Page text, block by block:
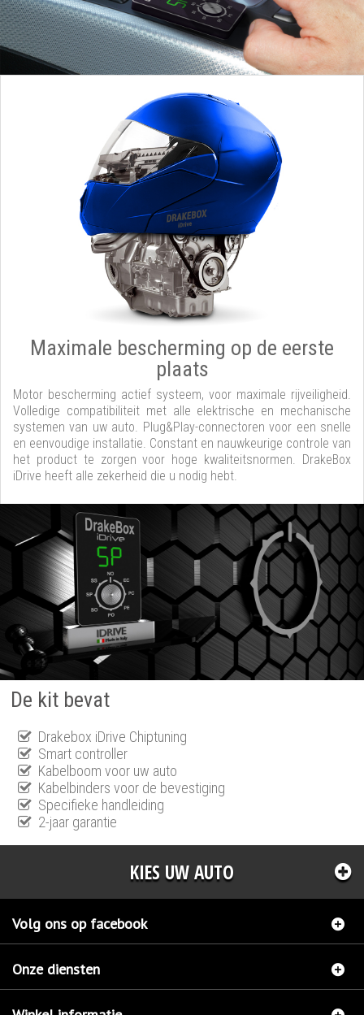
Maximale bescherming op de eerste
plaats
Motor bescherming actief systeem, voor maximale rijveiligheid.
Volledige compatibiliteit met alle elektrische en mechanische
systemen van uw auto. Plug&Play-connectoren voor een snelle
en eenvoudige installatie. Constant en nauwkeurige controle van
het product te zorgen voor hoge kwaliteitsnormen. DrakeBox
iDrive heeft alle zekerheid die u nodig hebt.
De kit bevat
Drakebox iDrive Chiptuning
Smart controller
Kabelboom voor uw auto
Kabelbinders voor de bevestiging
Specifieke handleiding
2-jaar garantie
KIES UW AUTO
Volg ons op facebook
Onze diensten